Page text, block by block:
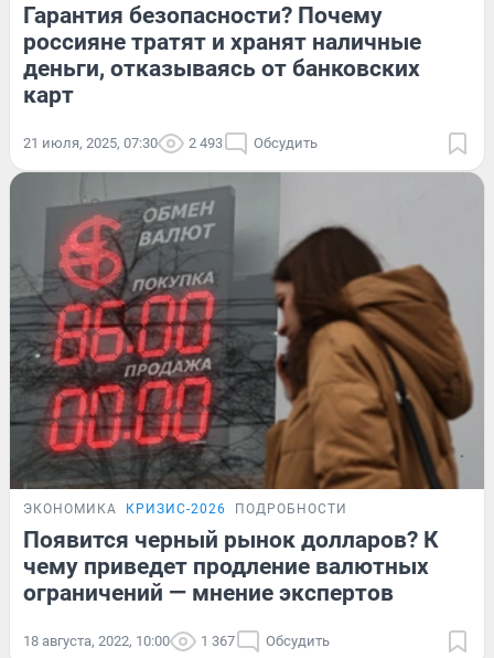
Гарантия безопасности? Почему
россияне тратят и хранят наличные
деньги, отказываясь от банковских
карт
21 июля, 2025, 07:30 2 493 Обсудить
ЭКОНОМИКА КРИЗИС-2026 ПОДРОБНОСТИ
Появится черный рынок долларов? К
чему приведет продление валютных
ограничений — мнение экспертов
18 августа, 2022, 10:00 1 367 Обсудить